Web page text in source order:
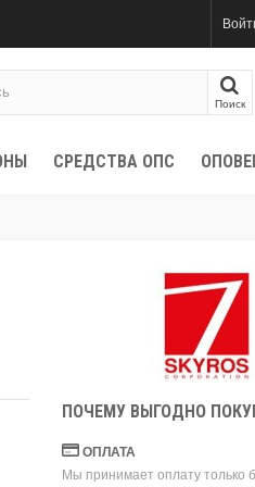
Поиск
СРЕДСТВА ОПС
ПОЧЕМУ ВЫГОДНО
ОПЛАТА
Мы принимает оплату только